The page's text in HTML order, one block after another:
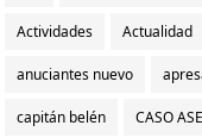
Actividades Actualidad
anuciantes nuevo
capitán belén CASO